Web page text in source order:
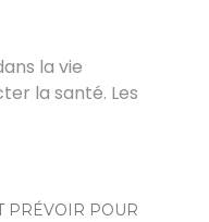
la vie
la santé. Les
PRÉVOIR POUR